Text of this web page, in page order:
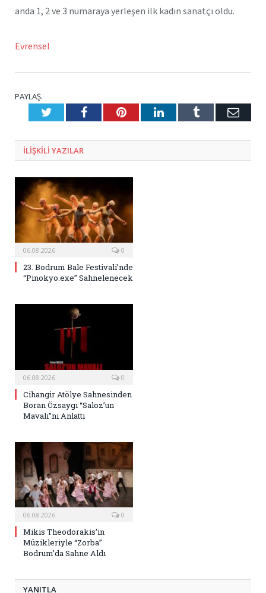
anda 1, 2 ve 3 numaraya yerleşen ilk kadın sanatçı oldu.
Evrensel
PAYLAŞ.
TwitterFacebookPinterestLinkedInTumblr E-
ILIŞKILI YAZILAR
06.08.2026 0
23. Bodrum Bale Festivali’nde
“Pinokyo.exe” Sahnelenecek
06.08.2026 0
Cihangir Atölye Sahnesinden
Boran Özsaygı “Saloz’un
Mavalı”nı Anlattı
06.08.2026 0
Mikis Theodorakis’in
Müzikleriyle “Zorba”
Bodrum’da Sahne Aldı
YANITLA